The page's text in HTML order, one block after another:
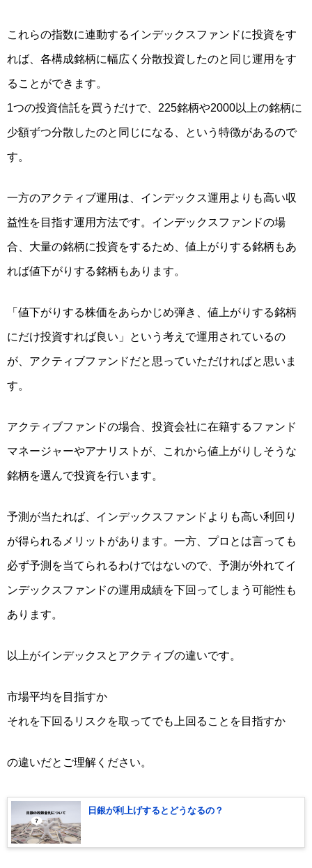
これらの指数に連動するインデックスファンドに投資をす
れば、各構成銘柄に幅広く分散投資したのと同じ運用をす
ることができます。
1つの投資信託を買うだけで、225銘柄や2000以上の銘柄に
少額ずつ分散したのと同じになる、という特徴があるので
す。
一方のアクティブ運用は、 インデックス運用よりも高い収
益性を目指す運用方法です。インデックスファンドの場
合、大量の銘柄に投資をするため、値上がりする銘柄もあ
れば値下がりする銘柄もあります。
「 値下がりする株価をあらかじめ弾き、値上がりする銘柄
にだけ投資すれば良い 」という考えで運用されているの
が、アクティブファンドだと思っていただければと思いま
す。
アクティブファンドの場合、投資会社に在籍するファンド
マネージャーやアナリストが、これから値上がりしそうな
銘柄を選んで投資を行います。
予測が当たれば、インデックスファンドよりも高い利回り
が得られるメリットがあります。一方、プロとは言っても
必ず予測を当てられるわけではないので、予測が外れてイ
ンデックスファンドの運用成績を下回ってしまう可能性も
あります。
以上がインデックスとアクティブの違いです。
市場平均を目指すか
それを下回るリスクを取ってでも上回ることを目指すか
の違いだとご理解ください。
日銀が利上げするとどうなるの？